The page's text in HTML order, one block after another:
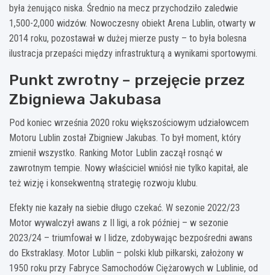
była żenująco niska. Średnio na mecz przychodziło zaledwie
1,500-2,000 widzów. Nowoczesny obiekt Arena Lublin, otwarty w
2014 roku, pozostawał w dużej mierze pusty – to była bolesna
ilustracja przepaści między infrastrukturą a wynikami sportowymi.
Punkt zwrotny – przejęcie przez
Zbigniewa Jakubasa
Pod koniec września 2020 roku większościowym udziałowcem
Motoru Lublin został Zbigniew Jakubas. To był moment, który
zmienił wszystko. Ranking Motor Lublin zaczął rosnąć w
zawrotnym tempie. Nowy właściciel wniósł nie tylko kapitał, ale
też wizję i konsekwentną strategię rozwoju klubu.
Efekty nie kazały na siebie długo czekać. W sezonie 2022/23
Motor wywalczył awans z II ligi, a rok później – w sezonie
2023/24 – triumfował w I lidze, zdobywając bezpośredni awans
do Ekstraklasy. Motor Lublin – polski klub piłkarski, założony w
1950 roku przy Fabryce Samochodów Ciężarowych w Lublinie, od